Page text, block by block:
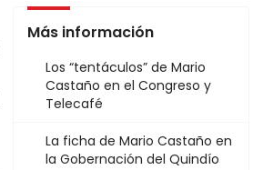
Más información
Los “tentáculos” de Mario
Castaño en el Congreso y
Telecafé
La ficha de Mario Castaño en
la Gobernación del Quindío